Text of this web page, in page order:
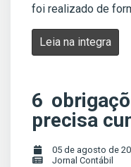
foi realizado de
Leia na integra
6
precisa
05 de agosto de
Jornal Contábil